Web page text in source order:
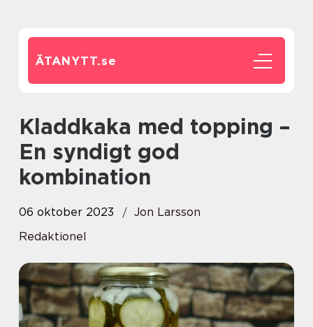
ÄTANYTT.se
Kladdkaka med topping –
En syndigt god
kombination
06 oktober 2023
Jon Larsson
Redaktionel